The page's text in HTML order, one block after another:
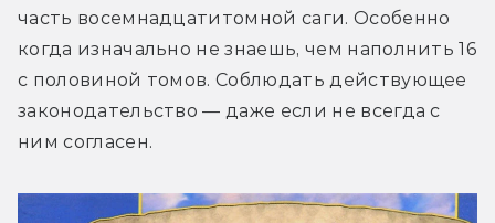
часть восемнадцатитомной саги. Особенно
когда изначально не знаешь, чем наполнить 16
с половиной томов. Соблюдать действующее
законодательство — даже если не всегда с
ним согласен.